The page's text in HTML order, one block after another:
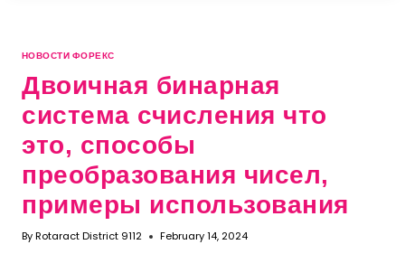
НОВОСТИ ФОРЕКС
Двоичная бинарная
система счисления что
это, способы
преобразования чисел,
примеры использования
ByRotaract District 9112 February 14, 2024